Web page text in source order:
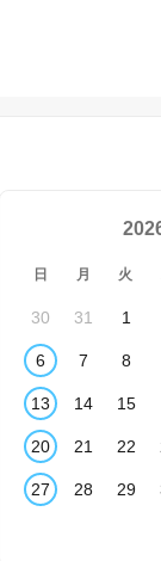
日 月 火
30 31 1
6 7 8
13 14 15
20 21 22
27 28 29